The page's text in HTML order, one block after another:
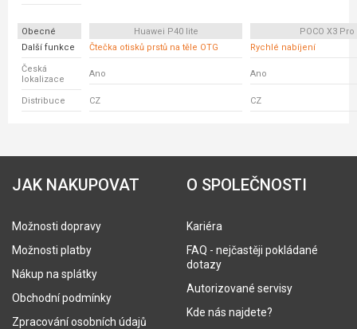
Obecné Huawei P40 lite
POCO X3 Pro
Další funkce
Čtečka otisků prstů na těle OTG Rychlé nabíjení
Česká
lokalizace
Ano Ano
Distribuce CZ CZ
JAK NAKUPOVAT
Možnosti dopravy
Možnosti platby
Nákup na splátky
Obchodní podmínky
Zpracování osobních údajů
O SPOLEČNOSTI
Kariéra
FAQ - nejčastěji pokládané
dotazy
Autorizované servisy
Kde nás najdete?